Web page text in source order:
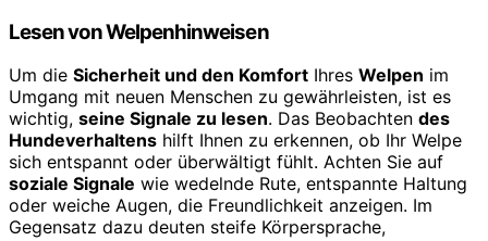
Lesen von Welpenhinweisen
Um die Sicherheit und den Komfort Ihres Welpen im
Umgang mit neuen Menschen zu gewährleisten, ist es
wichtig, seine Signale zu lesen. Das Beobachten des
Hundeverhaltens hilft Ihnen zu erkennen, ob Ihr Welpe
sich entspannt oder überwältigt fühlt. Achten Sie auf
soziale Signale wie wedelnde Rute, entspannte Haltung
oder weiche Augen, die Freundlichkeit anzeigen. Im
Gegensatz dazu deuten steife Körpersprache,